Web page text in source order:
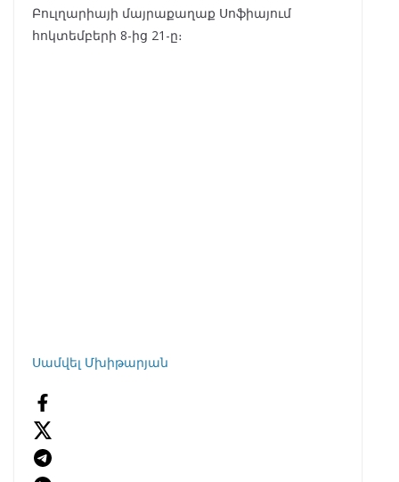
Բուլղարիայի մայրաքաղաք Սոֆիայում
հոկտեմբերի 8-ից 21-ը։
Սամվել Մխիթարյան